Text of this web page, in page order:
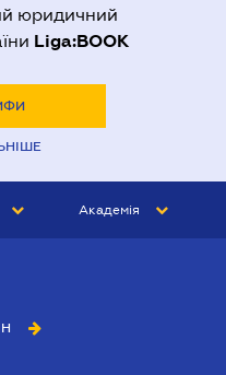
юридичний
Liga:BOOK
Академія